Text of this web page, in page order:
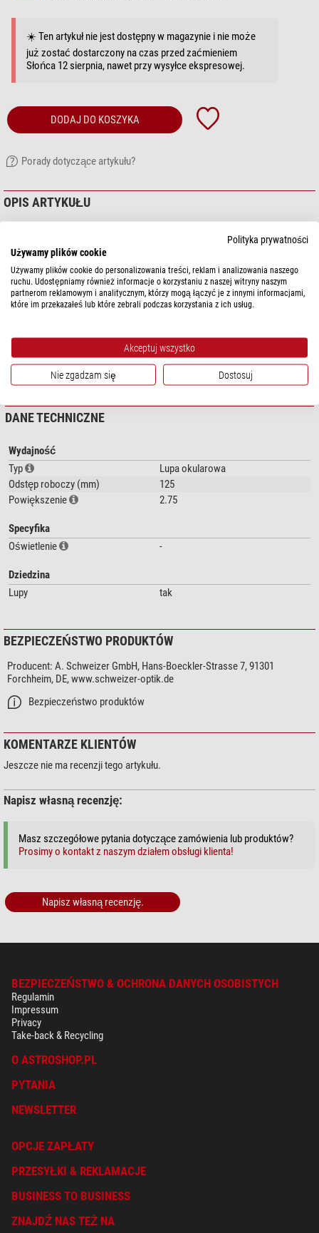
☀️ Ten artykuł nie jest dostępny w magazynie i nie może
już zostać dostarczony na czas przed zaćmieniem
Słońca 12 sierpnia, nawet przy wysyłce ekspresowej.
DODAJ DO KOSZYKA
Porady dotyczące artykułu?
OPIS ARTYKUŁU
pokaż więcej...
DANE TECHNICZNE
Wydajność
Typ
Lupa okularowa
Odstęp roboczy (mm)
125
Powiększenie
2.75
Specyfika
Oświetlenie
-
Dziedzina
Lupy
tak
BEZPIECZEŃSTWO PRODUKTÓW
Producent: A. Schweizer GmbH, Hans-Boeckler-Strasse 7, 91301
Forchheim, DE, www.schweizer-optik.de
Bezpieczeństwo produktów
KOMENTARZE KLIENTÓW
Jeszcze nie ma recenzji tego artykułu.
Napisz własną recenzję:
Masz szczegółowe pytania dotyczące zamówienia lub produktów?
Prosimy o kontakt z naszym działem obsługi klienta!
Napisz własną recenzję.
BEZPIECZEŃSTWO & OCHRONA DANYCH OSOBISTYCH
Regulamin
Impressum
Privacy
Take-back & Recycling
O ASTROSHOP.PL
PYTANIA
NEWSLETTER
OPCJE ZAPŁATY
PRZESYŁKI & REKLAMACJE
BUSINESS TO BUSINESS
ZNAJDŹ NAS TEŻ NA
Polityka prywatności
Używamy plików cookie
Używamy plików cookie do personalizowania treści, reklam i analizowania naszego
ruchu. Udostępniamy również informacje o korzystaniu z naszej witryny naszym
partnerom reklamowym i analitycznym, którzy mogą łączyć je z innymi informacjami,
które im przekazałeś lub które zebrali podczas korzystania z ich usług.
Akceptuj wszystko
Nie zgadzam się Dostosuj